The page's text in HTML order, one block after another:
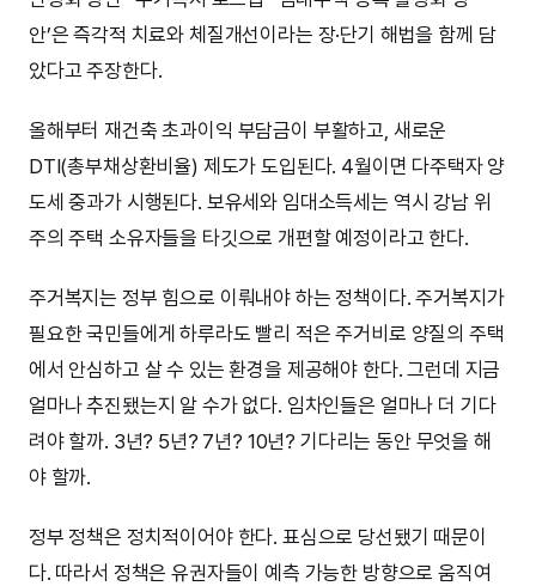
안’은 즉각적 치료와 체질개선이라는 장·단기 해법을 함께 담
았다고 주장한다.
올해부터 재건축 초과이익 부담금이 부활하고, 새로운
DTI(총부채상환비율) 제도가 도입된다. 4월이면 다주택자 양
도세 중과가 시행된다. 보유세와 임대소득세는 역시 강남 위
주의 주택 소유자들을 타깃으로 개편할 예정이라고 한다.
주거복지는 정부 힘으로 이뤄내야 하는 정책이다. 주거복지가
필요한 국민들에게 하루라도 빨리 적은 주거비로 양질의 주택
에서 안심하고 살 수 있는 환경을 제공해야 한다. 그런데 지금
얼마나 추진됐는지 알 수가 없다. 임차인들은 얼마나 더 기다
려야 할까. 3년? 5년? 7년? 10년? 기다리는 동안 무엇을 해
야 할까.
정부 정책은 정치적이어야 한다. 표심으로 당선됐기 때문이
다. 따라서 정책은 유권자들이 예측 가능한 방향으로 움직여